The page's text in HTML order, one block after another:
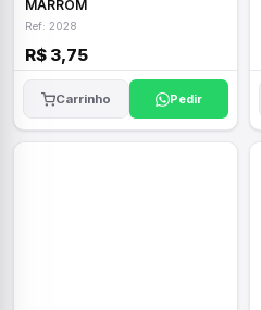
MARROM
Ref: 2028
R$ 3,75
Carrinho Pedir